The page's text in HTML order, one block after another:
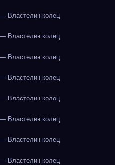
Властелин колец
Властелин колец
Властелин колец
Властелин колец
Властелин колец
Властелин колец
Властелин колец
Властелин колец